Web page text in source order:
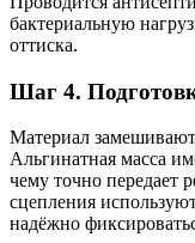
бактериальную
оттиска.
Шаг 4.
Материал
Альгинатная масса
чему точно передает
сцепления
надёжно